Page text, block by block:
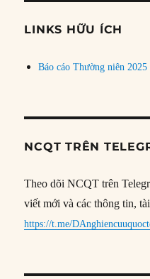
đề
LINKS HỮU ÍCH
Báo cáo Thường niên
NCQT TRÊN
Theo dõi NCQT trên
viết mới và các thông tin,
https://t.me/